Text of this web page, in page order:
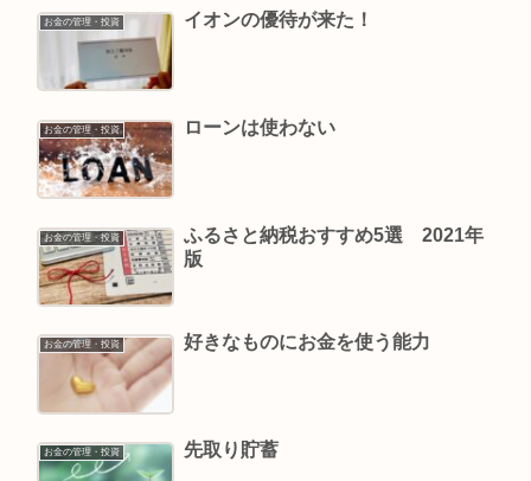
お金の管理・投資 イオンの優待が来た！
お金の管理・投資 ローンは使わない
お金の管理・投資
ふるさと納税おすすめ5選 2021年
版
お金の管理・投資 好きなものにお金を使う能力
お金の管理・投資 先取り貯蓄